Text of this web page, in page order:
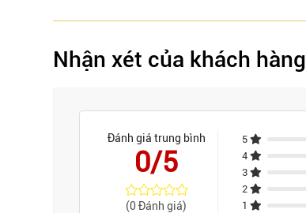
Nhận xét của khách hàng
Đánh giá trung bình
0/5
(0 Đánh giá)
5
4
3
2
1